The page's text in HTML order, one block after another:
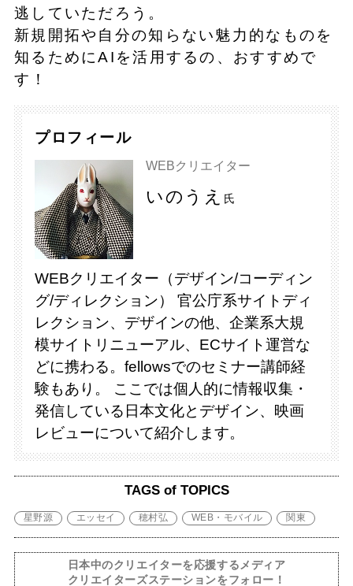
逃していただろう。
新規開拓や自分の知らない魅力的なものを
知るためにAIを活用するの、おすすめで
す！
プロフィール
WEBクリエイター
いのうえ 氏
WEBクリエイター（デザイン/コーディン
グ/ディレクション） 官公庁系サイトディ
レクション、デザインの他、企業系大規
模サイトリニューアル、ECサイト運営な
どに携わる。fellowsでのセミナー講師経
験もあり。 ここでは個人的に情報収集・
発信している日本文化とデザイン、映画
レビューについて紹介します。
TAGS of TOPICS
星野源 エッセイ 穂村弘 WEB・モバイル 関東
日本中のクリエイターを応援するメディア
クリエイターズステーションをフォロー！